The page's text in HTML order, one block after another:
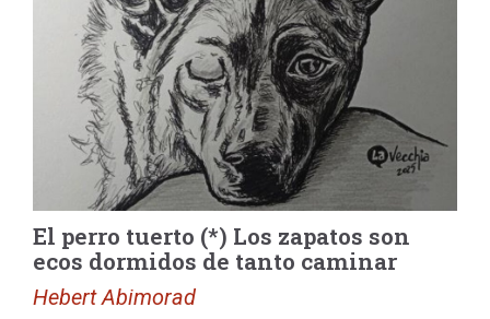
El perro tuerto (*) Los zapatos son
ecos dormidos de tanto caminar
Hebert Abimorad